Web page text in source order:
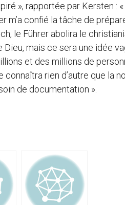
», rapportée par Kersten :
confié la tâche de
le Führer abolira le
mais ce sera une idée
et des millions de
rien d’autre que la
de documentation ».